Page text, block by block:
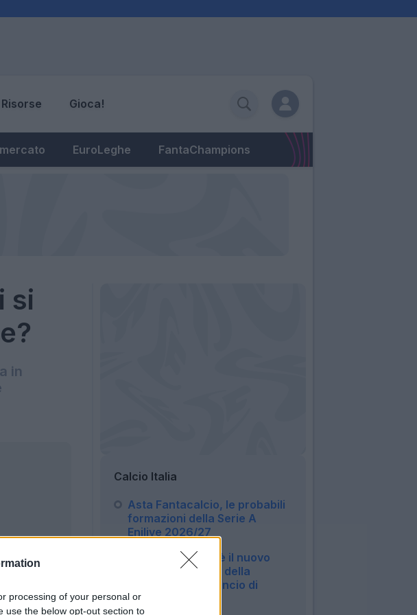
processing of your personal or
use the below opt-out section to
Risorse Gioca!
EuroLeghe FantaChampions
si
in
Calcio Italia
Asta Fantacalcio, le probabili
formazioni della Serie A
Enilive 2026/27
Diana Bianchedi è il nuovo
capodelegazione della
Nazionale, l'annuncio di
Malagò
10:11